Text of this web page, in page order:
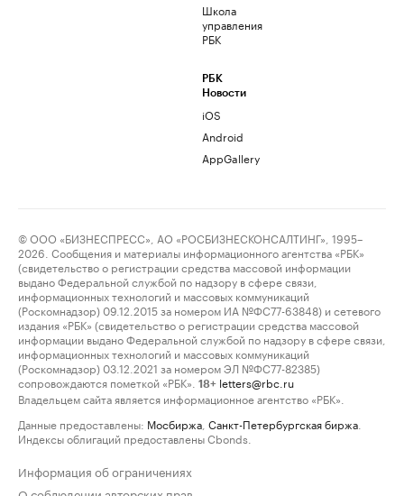
Школа
управления
РБК
РБК
Новости
iOS
Android
AppGallery
© ООО «БИЗНЕСПРЕСС», АО «РОСБИЗНЕСКОНСАЛТИНГ», 1995–
2026. Сообщения и материалы информационного агентства «РБК»
(свидетельство о регистрации средства массовой информации
выдано Федеральной службой по надзору в сфере связи,
информационных технологий и массовых коммуникаций
(Роскомнадзор) 09.12.2015 за номером ИА №ФС77-63848) и сетевого
издания «РБК» (свидетельство о регистрации средства массовой
информации выдано Федеральной службой по надзору в сфере связи,
информационных технологий и массовых коммуникаций
(Роскомнадзор) 03.12.2021 за номером ЭЛ №ФС77-82385)
сопровождаются пометкой «РБК».
18+ letters@rbc.ru
Владельцем сайта является информационное агентство «РБК».
Данные предоставлены: Мосбиржа Санкт-Петербургская биржа
Индексы облигаций предоставлены Cbonds.
Информация об ограничениях